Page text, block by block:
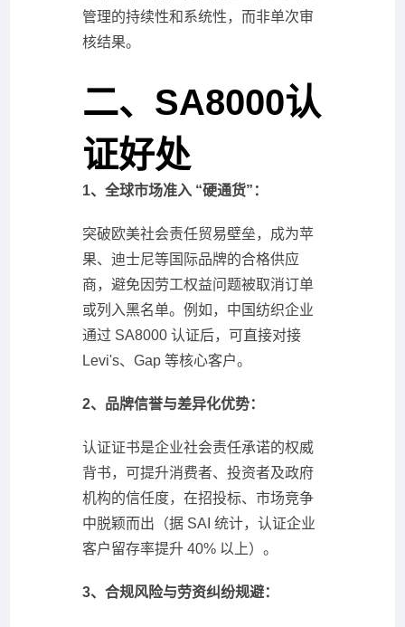
管理的持续性和系统性，而非单次审
核结果。
二、SA8000认
证好处
1、全球市场准入 “硬通货”：
突破欧美社会责任贸易壁垒，成为苹
果、迪士尼等国际品牌的合格供应
商，避免因劳工权益问题被取消订单
或列入黑名单。例如，中国纺织企业
通过 SA8000 认证后，可直接对接
Levi's、Gap 等核心客户。
2、品牌信誉与差异化优势：
认证证书是企业社会责任承诺的权威
背书，可提升消费者、投资者及政府
机构的信任度，在招投标、市场竞争
中脱颖而出（据 SAI 统计，认证企业
客户留存率提升 40% 以上）。
3、合规风险与劳资纠纷规避：